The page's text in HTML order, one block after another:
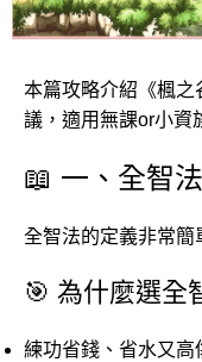
本篇攻略介紹《楓
議，適用無課or小資
📖 一、 全智法
全智法的定義非常簡
🎯 為什麼選全
練功省錢、 省水又高